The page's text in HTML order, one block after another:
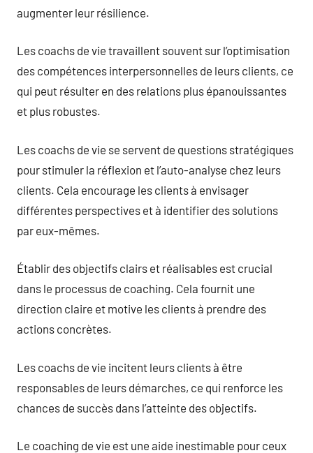
augmenter leur résilience.
Les coachs de vie travaillent souvent sur l’optimisation
des compétences interpersonnelles de leurs clients, ce
qui peut résulter en des relations plus épanouissantes
et plus robustes.
Les coachs de vie se servent de questions stratégiques
pour stimuler la réflexion et l’auto-analyse chez leurs
clients. Cela encourage les clients à envisager
différentes perspectives et à identifier des solutions
par eux-mêmes.
Établir des objectifs clairs et réalisables est crucial
dans le processus de coaching. Cela fournit une
direction claire et motive les clients à prendre des
actions concrètes.
Les coachs de vie incitent leurs clients à être
responsables de leurs démarches, ce qui renforce les
chances de succès dans l’atteinte des objectifs.
Le coaching de vie est une aide inestimable pour ceux